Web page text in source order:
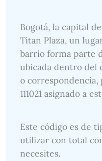
Bogotá, la capital
Titan Plaza, un
barrio forma parte
ubicada dentro del
o correspondencia,
111021 asignado a
Este código es de
utilizar con total
necesites.